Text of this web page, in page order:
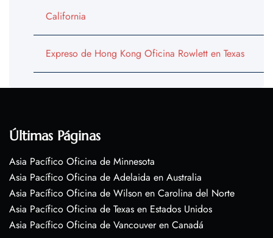
California
Expreso de Hong Kong Oficina Rowlett en Texas
Últimas Páginas
Asia Pacífico Oficina de Minnesota
Asia Pacífico Oficina de Adelaida en Australia
Asia Pacífico Oficina de Wilson en Carolina del Norte
Asia Pacífico Oficina de Texas en Estados Unidos
Asia Pacífico Oficina de Vancouver en Canadá